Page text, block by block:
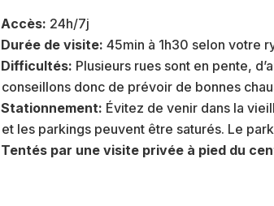
Accès: 24h/7j
Durée de visite: 45min à 1h30 selon votre
Difficultés: Plusieurs rues sont en pente,
conseillons donc de prévoir de bonnes
Stationnement: Évitez de venir dans la
et les parkings peuvent être saturés. Le
Tentés par une visite privée à pied du